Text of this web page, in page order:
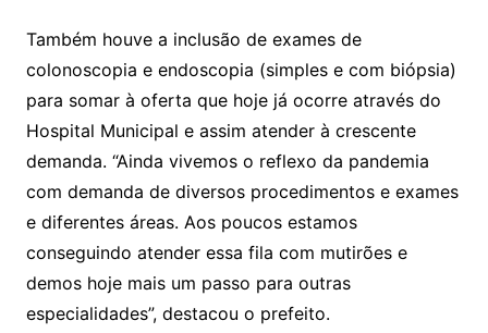
Também houve a inclusão de exames de
colonoscopia e endoscopia (simples e com biópsia)
para somar à oferta que hoje já ocorre através do
Hospital Municipal e assim atender à crescente
demanda. “Ainda vivemos o reflexo da pandemia
com demanda de diversos procedimentos e exames
e diferentes áreas. Aos poucos estamos
conseguindo atender essa fila com mutirões e
demos hoje mais um passo para outras
especialidades”, destacou o prefeito.